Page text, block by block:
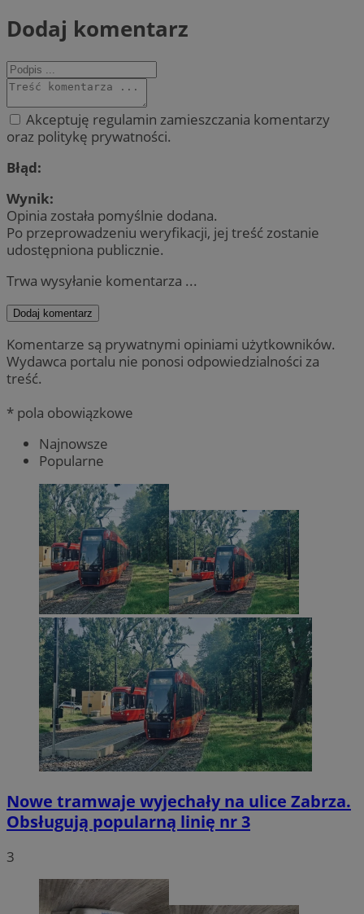
Dodaj komentarz
Akceptuję regulamin zamieszczania komentarzy
oraz politykę prywatności.
Błąd:
Wynik:
Opinia została pomyślnie dodana.
Po przeprowadzeniu weryfikacji, jej treść zostanie
udostępniona publicznie.
Trwa wysyłanie komentarza ...
Dodaj komentarz
Komentarze są prywatnymi opiniami użytkowników.
Wydawca portalu nie ponosi odpowiedzialności za
treść.
* pola obowiązkowe
Najnowsze
Popularne
Nowe tramwaje wyjechały na ulice Zabrza.
Obsługują popularną linię nr 3
3